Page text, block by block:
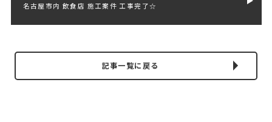
名古屋市内 飲食店 施工案件 工事完了☆
記事一覧に戻る